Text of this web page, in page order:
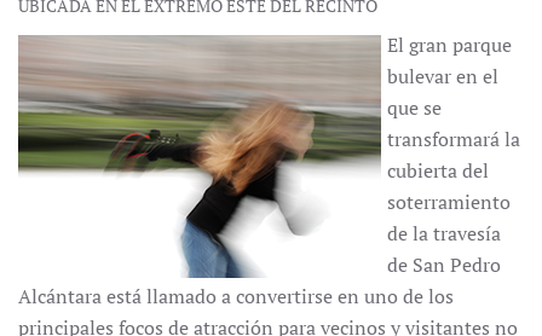
UBICADA EN EL EXTREMO ESTE DEL RECINTO
El gran parque
bulevar en el
que se
transformará la
cubierta del
soterramiento
de la travesía
de San Pedro
Alcántara está llamado a convertirse en uno de los
principales focos de atracción para vecinos y visitantes no